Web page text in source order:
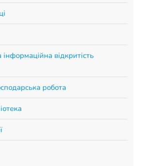
інформаційна відкритість
робота